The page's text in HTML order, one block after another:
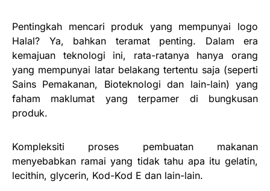
Pentingkah mencari produk yang mempunyai logo
Halal? Ya, bahkan teramat penting. Dalam era
kemajuan teknologi ini, rata-ratanya hanya orang
yang mempunyai latar belakang tertentu saja (seperti
Sains Pemakanan, Bioteknologi dan lain-lain) yang
faham maklumat yang terpamer di bungkusan
produk.
Kompleksiti proses pembuatan makanan
menyebabkan ramai yang tidak tahu apa itu gelatin,
lecithin, glycerin, Kod-Kod E dan lain-lain.